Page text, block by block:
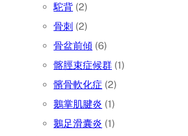
駝背 (2)
骨刺 (2)
骨盆前傾 (6)
髂脛束症候群 (1)
髕骨軟化症 (2)
鵝掌肌腱炎 (1)
鵝足滑囊炎 (1)